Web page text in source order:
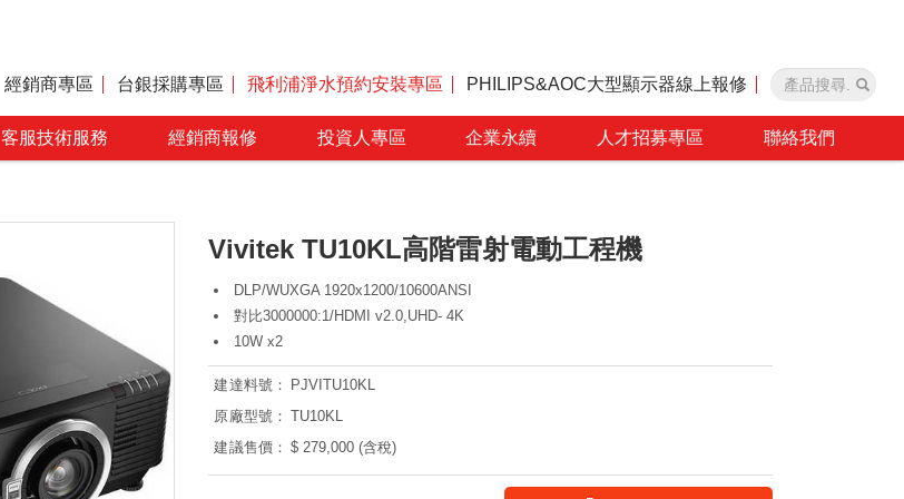
經銷商專區 台銀採購專區 飛利浦淨水預約安裝專區 PHILIPS&AOC大型顯示器線上報修
客服技術服務 經銷商報修 投資人專區 企業永續 人才招募專區 聯絡我們
Vivitek TU10KL高階雷射電動工程機
DLP/WUXGA 1920x1200/10600ANSI
對比3000000:1/HDMI v2.0,UHD- 4K
10W x2
建達料號：
PJVITU10KL
原廠型號： TU10KL
建議售價： $ 279,000 (含稅)